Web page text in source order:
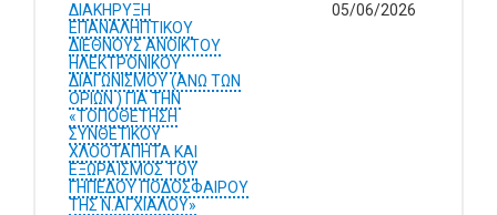
ΔΙΑΚΗΡΥΞΗ
ΕΠΑΝΑΛΗΠΤΙΚΟΥ
ΔΙΕΘΝΟΥΣ ΑΝΟΙΚΤΟΥ
ΗΛΕΚΤΡΟΝΙΚΟΥ
ΔΙΑΓΩΝΙΣΜΟΥ (ΑΝΩ ΤΩΝ
ΟΡΙΩΝ ) ΓΙΑ ΤΗΝ
«ΤΟΠΟΘΕΤΗΣΗ
ΣΥΝΘΕΤΙΚΟΥ
ΧΛΟΟΤΑΠΗΤΑ ΚΑΙ
ΕΞΩΡΑΪΣΜΟΣ ΤΟΥ
ΓΗΠΕΔΟΥ ΠΟΔΟΣΦΑΙΡΟΥ
ΤΗΣ Ν.ΑΓΧΙΑΛΟΥ»
05/06/2026